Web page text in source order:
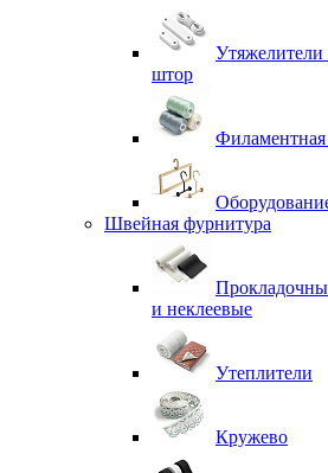
штор
Филаментная
Швейная фурнитура
и неклеевые
Утеплители
Кружево